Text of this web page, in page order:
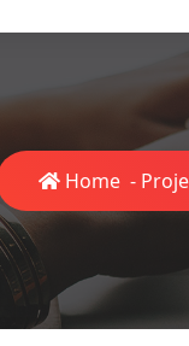
Home -